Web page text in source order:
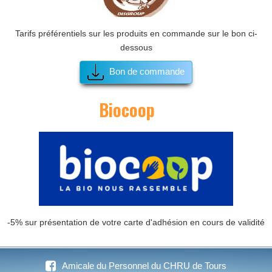
LES MEMBRES / LES PERMANENCES
PARTENAIRES 2026
Tarifs préférentiels sur les produits en commande sur le bon ci-
dessous
Bon de commande
Biocoop
-5% sur présentation de votre carte d'adhésion en cours de validité
Amicale du Personnel du CHRU de Tours